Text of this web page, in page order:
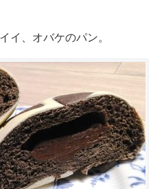
イ、オバケのパン。